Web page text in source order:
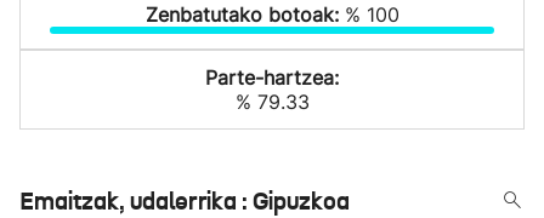
Zenbatutako botoak: % 100
Parte-hartzea:
% 79.33
Emaitzak, udalerrika : Gipuzkoa